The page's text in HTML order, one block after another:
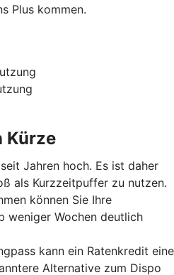
Plus kommen.
Kürze
Jahren hoch. Es ist daher
als Kurzzeitpuffer zu nutzen.
können Sie Ihre
weniger Wochen deutlich
kann ein Ratenkredit eine
Alternative zum Dispo